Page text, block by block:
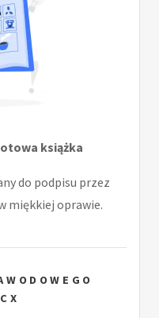
książka
do podpisu przez
miękkiej oprawie.